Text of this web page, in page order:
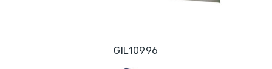
GIL10996